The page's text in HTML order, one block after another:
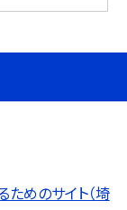
めのサイト（埼